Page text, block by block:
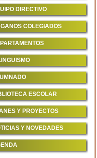
DIRECTIVO
COLEGIADOS
ESCOLAR
Y PROYECTOS
Y NOVEDADES